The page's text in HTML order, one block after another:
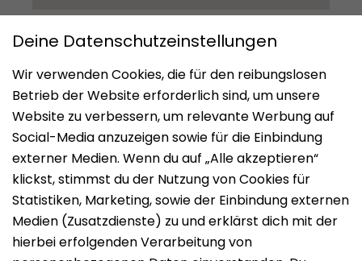
Impressum
Datenschutz
Nutzungsbedingungen